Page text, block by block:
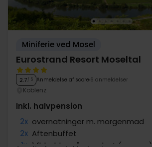
Miniferie ved Mosel
Eurostrand Resort Moseltal
2.7/ 5 Anmeldelse af score 6 anmeldelser
Koblenz
Inkl. halvpension
2x overnatninger m. morgenmad
2x Aftenbuffet